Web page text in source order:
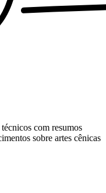
com resumos
sobre artes cênicas